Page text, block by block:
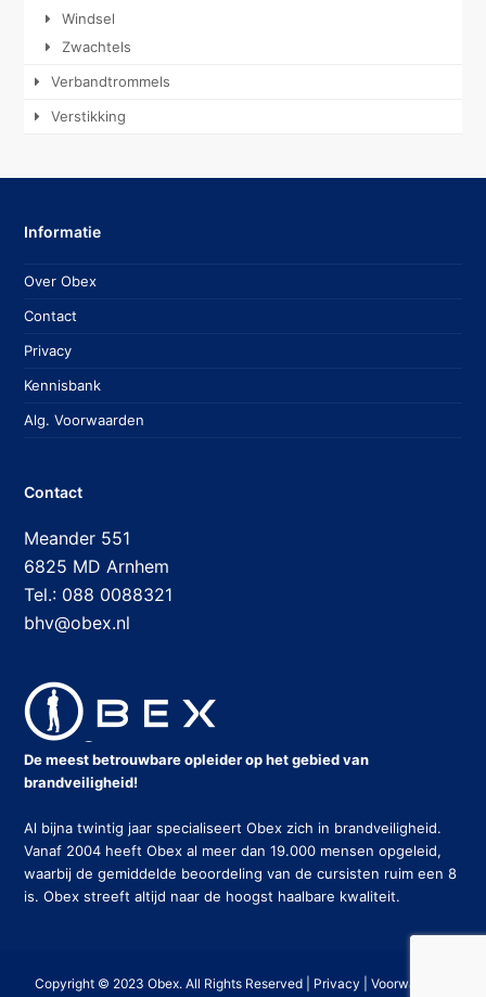
Windsel
Zwachtels
Verbandtrommels
Verstikking
Informatie
Over Obex
Contact
Privacy
Kennisbank
Alg. Voorwaarden
Contact
Meander 551
6825 MD Arnhem
Tel.: 088 0088321
bhv@obex.nl
De meest betrouwbare opleider op het gebied van
brandveiligheid!
Al bijna twintig jaar specialiseert Obex zich in brandveiligheid.
Vanaf 2004 heeft Obex al meer dan 19.000 mensen opgeleid,
waarbij de gemiddelde beoordeling van de cursisten ruim een 8
is. Obex streeft altijd naar de hoogst haalbare kwaliteit.
Copyright © 2023 Obex. All Rights Reserved | Privacy Voorwaarden